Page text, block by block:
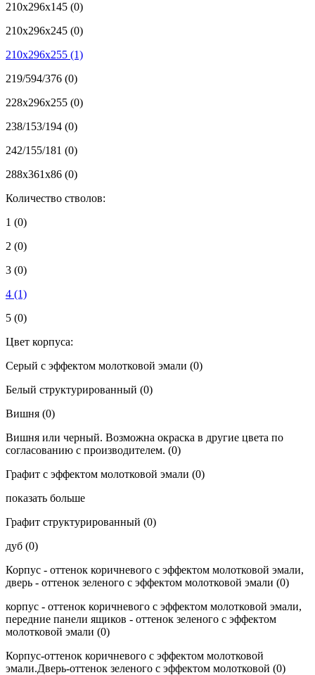
210x296x145 (0)
210x296x245 (0)
210x296x255 (1)
219/594/376 (0)
228x296x255 (0)
238/153/194 (0)
242/155/181 (0)
288х361х86 (0)
Количество стволов:
1 (0)
2 (0)
3 (0)
4 (1)
5 (0)
Цвет корпуса:
Cерый с эффектом молотковой эмали (0)
Белый структурированный (0)
Вишня (0)
Вишня или черный. Возможна окраска в другие цвета по
согласованию с производителем. (0)
Графит с эффектом молотковой эмали (0)
показать больше
Графит структурированный (0)
дуб (0)
Корпус - оттенок коричневого с эффектом молотковой эмали,
дверь - оттенок зеленого с эффектом молотковой эмали (0)
корпус - оттенок коричневого с эффектом молотковой эмали,
передние панели ящиков - оттенок зеленого с эффектом
молотковой эмали (0)
Корпус-оттенок коричневого с эффектом молотковой
эмали.Дверь-оттенок зеленого с эффектом молотковой (0)